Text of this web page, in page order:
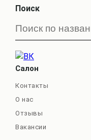
Поиск
Салон
Контакты
О нас
Отзывы
Вакансии